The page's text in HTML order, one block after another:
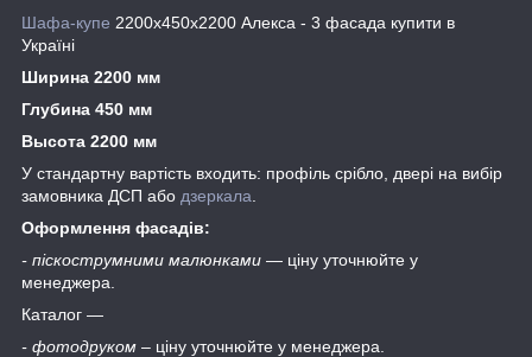
Шафа-купе 2200х450х2200 Алекса - 3 фасада купити в
Україні
Ширина 2200 мм
Глубина 450 мм
Высота 2200 мм
У стандартну вартість входить: профіль срібло, двері на вибір
замовника ДСП або дзеркала
Оформлення фасадів:
- піскострумними малюнками ― ціну уточнюйте у
менеджера.
Каталог ―
- фотодруком – ціну уточнюйте у менеджера.